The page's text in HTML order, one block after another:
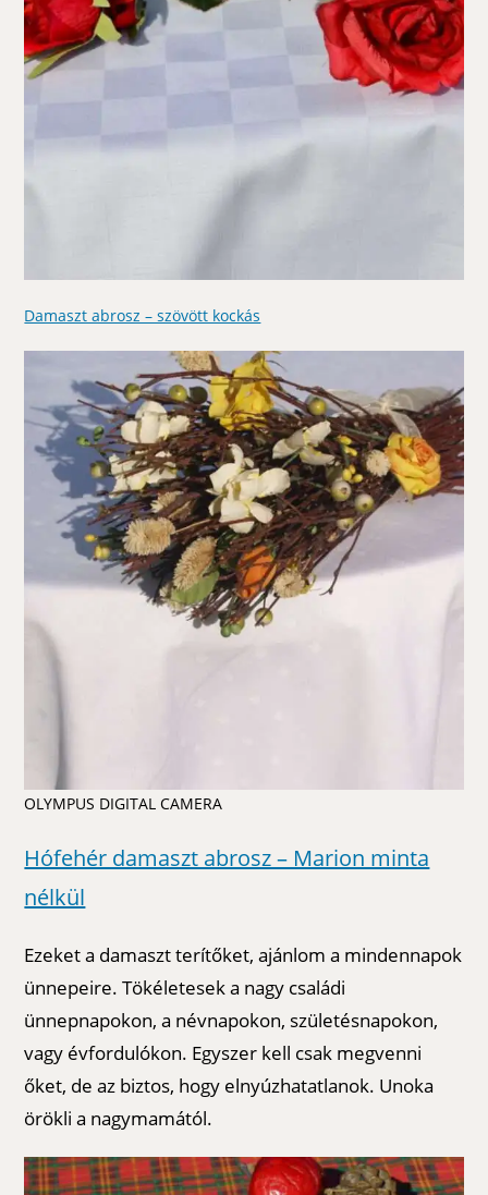
Damaszt abrosz – szövött kockás
OLYMPUS DIGITAL CAMERA
Hófehér damaszt abrosz – Marion minta
nélkül
Ezeket a damaszt terítőket, ajánlom a mindennapok
ünnepeire. Tökéletesek a nagy családi
ünnepnapokon, a névnapokon, születésnapokon,
vagy évfordulókon. Egyszer kell csak megvenni
őket, de az biztos, hogy elnyúzhatatlanok. Unoka
örökli a nagymamától.